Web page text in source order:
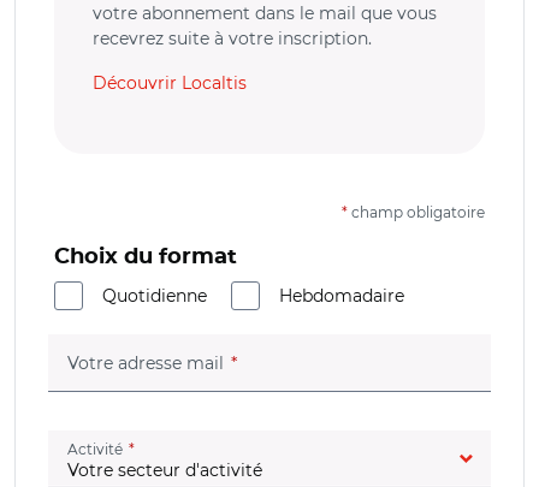
votre abonnement dans le mail que vous
recevrez suite à votre inscription.
Découvrir Localtis
* champ obligatoire
Choix du format
Quotidienne
Hebdomadaire
Votre adresse mail (champ obligatoire)
Activité (champ obligatoire)